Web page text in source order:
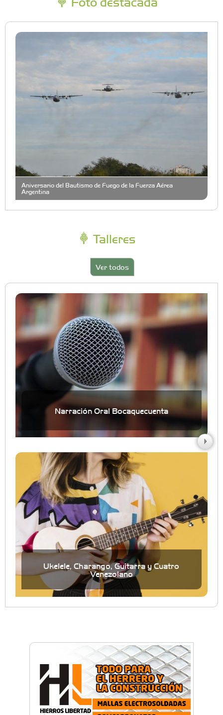
Aniversario del Bautismo de Fuego de la Fuerza Aérea
Argentina
Talleres
Ver todos
Narración Oral Bocaquecuenta
Ukelele, Charango, Guitarra y Cuatro
Venezolano